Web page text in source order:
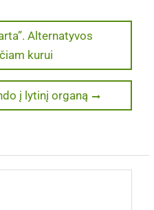
Alternatyvos
kurui
į lytinį organą